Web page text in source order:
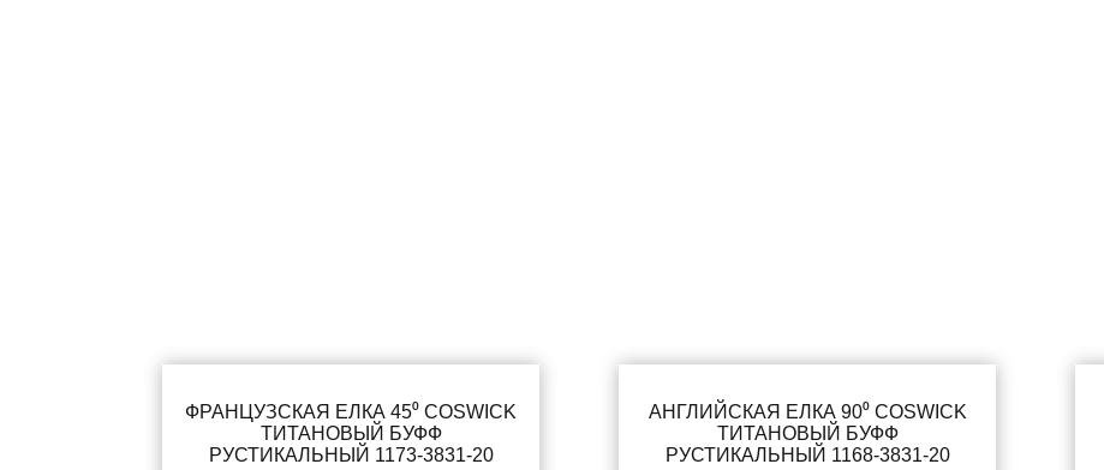
ФРАНЦУЗСКАЯ ЕЛКА 45⁰ COSWICK
ТИТАНОВЫЙ БУФФ
РУСТИКАЛЬНЫЙ 1173-3831-20
АНГЛИЙСКАЯ ЕЛКА 90⁰ COSWICK
ТИТАНОВЫЙ БУФФ
РУСТИКАЛЬНЫЙ 1168-3831-20